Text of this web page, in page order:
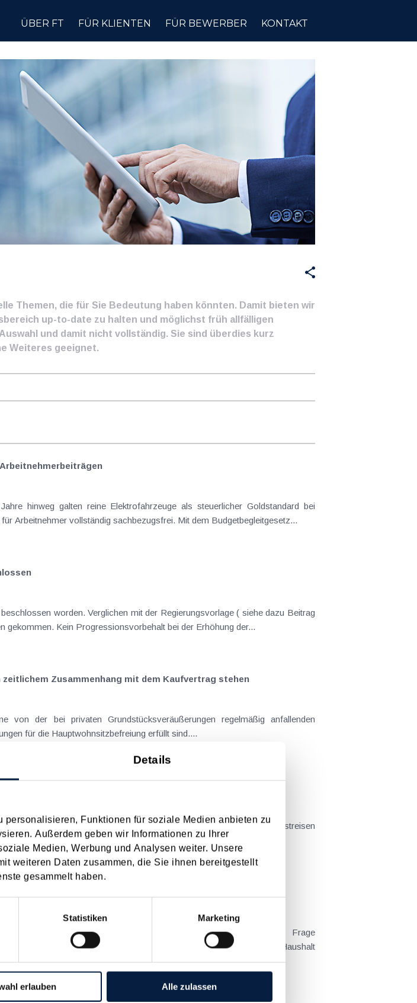
Details
Funktionen für soziale Medien anbieten zu
Außerdem geben wir Informationen zu Ihrer
Medien, Werbung und Analysen weiter. Unsere
weiteren Daten zusammen, die Sie ihnen bereitgestellt
gesammelt haben.
Statistiken Marketing
erlauben Alle zulassen
ÜBER FT FÜR KLIENTEN FÜR BEWERBER KONTAKT
Themen, die für Sie Bedeutung haben könnten. Damit bieten wir
up-to-date zu halten und möglichst früh allfälligen
und damit nicht vollständig. Sie sind überdies kurz
Weiteres geeignet.
Arbeitnehmer​­beiträgen
Arbeitnehmer vollständig sachbezugsfrei. Mit dem Budgetbegleitgesetz...
worden. Verglichen mit der Regierungsvorlage ( siehe dazu Beitrag
aus dem Juli 2026 ) ist es dabei vereinzelt noch zu wichtigen Änderungen gekommen. Kein Progressionsvorbehalt bei der Erhöhung der...
Zusammenhang mit dem Kaufvertrag stehen
für die Hauptwohnsitzbefreiung erfüllt sind....
resultieren – typischerweise stellt sich das Problem in der...
zusteht, wenn sich das Kind tatsächlich überwiegend im Haushalt